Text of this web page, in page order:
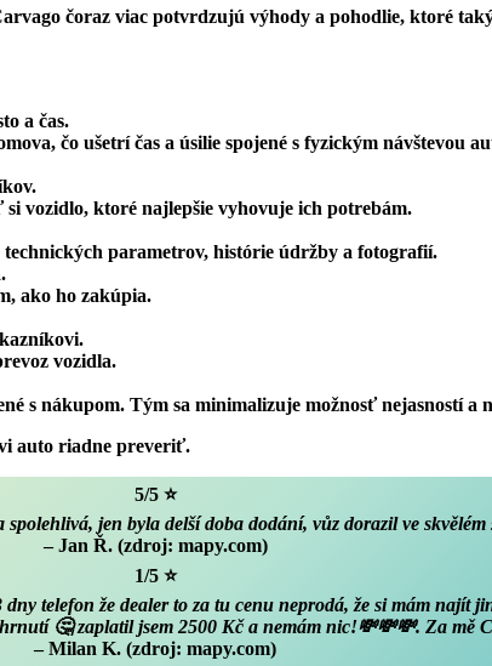
čoraz viac potvrdzujú výhody a pohodlie, ktoré
a čas.
čo ušetrí čas a úsilie spojené s fyzickým návštevou
vozidlo, ktoré najlepšie vyhovuje ich potrebám.
parametrov, histórie údržby a fotografií.
ako ho zakúpia.
vozidla.
s nákupom. Tým sa minimalizuje možnosť nejasností a
auto riadne preveriť.
5/5 ⭐
jen byla delší doba dodání, vůz dorazil ve skvělém
– Jan Ř. (zdroj: mapy.com)
1/5 ⭐
telefon že dealer to za tu cenu neprodá, že si mám najít
🤔 zaplatil jsem 2500 Kč a nemám nic!💸💸💸. Za mě
– Milan K. (zdroj: mapy.com)